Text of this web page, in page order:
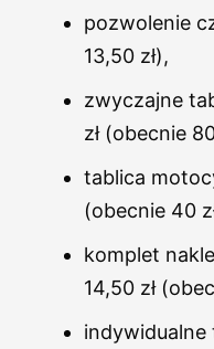
pozwolenie
13,50 zł),
zwyczajne
zł (obecnie
tablica
(obecnie 40
komplet
14,50 zł
indywidualne